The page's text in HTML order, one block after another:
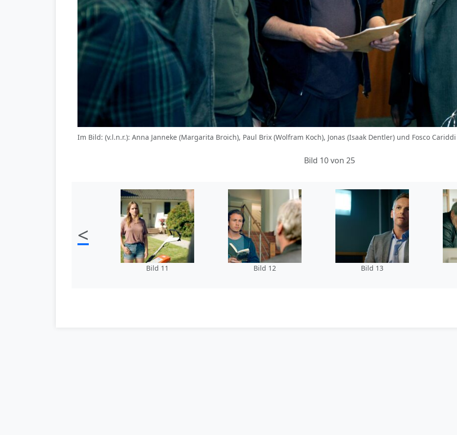
Im Bild: (v.l.n.r.): Anna Janneke (Margarita Broich), Paul Brix (Wolfram Koch), Jonas (Isaak Dentler) und Fosco
Bild 10 von 25
<
Bild 11 Bild 12 Bild 13